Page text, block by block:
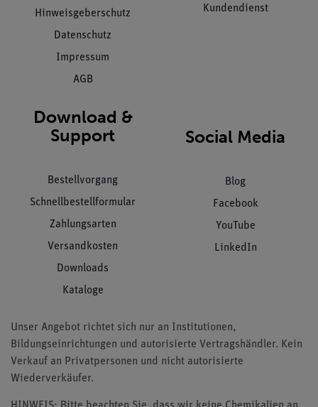
Hinweisgeberschutz
Datenschutz
Impressum
AGB
Kundendienst
Download &
Support
Bestellvorgang
Schnellbestellformular
Zahlungsarten
Versandkosten
Downloads
Kataloge
Social Media
Blog
Facebook
YouTube
LinkedIn
Unser Angebot richtet sich nur an Institutionen,
Bildungseinrichtungen und autorisierte Vertragshändler. Kein
Verkauf an Privatpersonen und nicht autorisierte
Wiederverkäufer.